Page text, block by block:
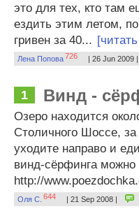
это для тех, кто там
ездить этим летом,
гривен за 40...
Лена Попова726 | 26 Jun 2009 |
1 Винд -
Озеро находится
Столичного Шоссе,
уходите направо и
винд-сёрфинга можно
http://
Оля С. 644 | 21 Sep 2008 |